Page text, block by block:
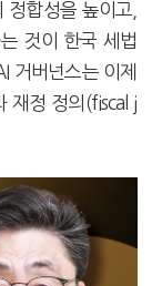
합성을 높이고,
것이 한국 세법
거버넌스는 이제
재정 정의(fiscal j